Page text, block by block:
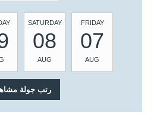
FRIDAY
07
AUG
SATURDAY
08
AUG